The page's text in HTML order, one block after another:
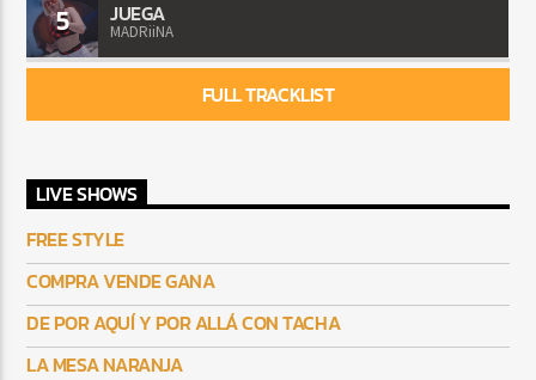
5 JUEGA
MADRiiNA
FULL TRACKLIST
LIVE SHOWS
FREE STYLE
COMPRA VENDE GANA
DE POR AQUÍ Y POR ALLÁ CON TACHA
LA MESA NARANJA